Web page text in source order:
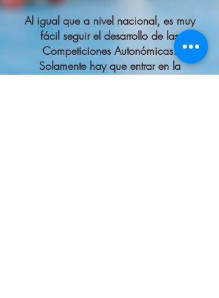
Al igual que a nivel nacional, es muy
fácil seguir el desarrollo de las
Competiciones Autonómicas.
Solamente hay que entrar en la